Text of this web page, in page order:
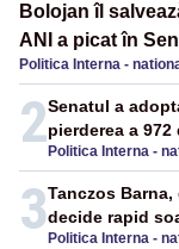
Bolojan îl
ANI a picat în
Politica Interna -
2 Politica Interna -
Senatul a
pierderea a
3 Politica Interna -
Tanczos
decide rapid